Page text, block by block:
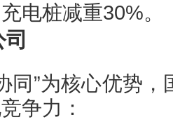
电桩减重30%。
同”为核心优势
争力：